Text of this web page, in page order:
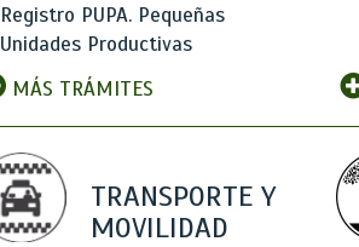
Registro PUPA. Pequeñas
Unidades Productivas
MÁS TRÁMITES
TRANSPORTE Y
MOVILIDAD